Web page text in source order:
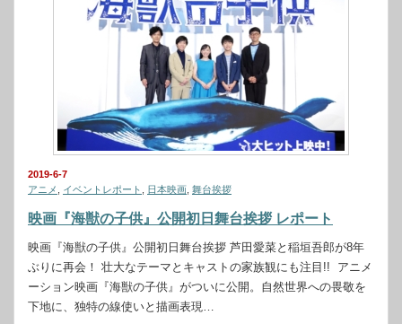
2019-6-7
アニメ
イベントレポート 日本映画 舞台挨拶
映画『海獣の子供』公開初日舞台挨拶 レポート
映画『海獣の子供』公開初日舞台挨拶 芦田愛菜と稲垣吾郎が8年
ぶりに再会！ 壮大なテーマとキャストの家族観にも注目!! アニメ
ーション映画『海獣の子供』がついに公開。自然世界への畏敬を
下地に、独特の線使いと描画表現…